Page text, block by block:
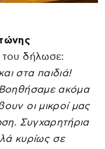
δήλωσε:
στα παιδιά!
ακόμα
οι μικροί μας
Συγχαρητήρια
κυρίως σε